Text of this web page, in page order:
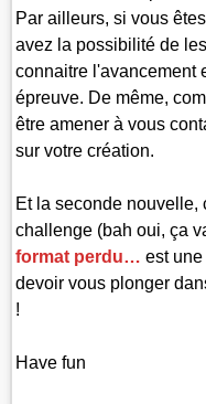
Par ailleurs, si vous
avez la possibilité de
connaitre l'avancement
épreuve. De même,
être amener à vous
sur votre création.
Et la seconde nouvelle,
challenge (bah oui, ça
format perdu… est
devoir vous plonger
!
Have fun